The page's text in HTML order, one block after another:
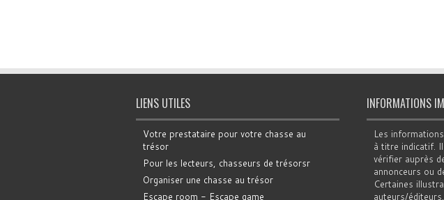
LIENS UTILES
Votre prestataire pour votre chasse au
trésor
Pour les lecteurs, chasseurs de trésorsr
Organiser une chasse au trésor
Escape room - Escape game
INFORMATIONS
Les
à titre indicatif.
vérifier auprès
annonceurs ou
Certaines
auteurs/